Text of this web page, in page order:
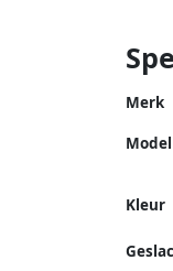
Merk
Model
Kleur